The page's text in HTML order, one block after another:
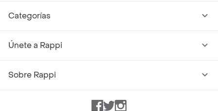
Categorías
Únete a Rappi
Sobre Rappi
Facebook
TwitterInstagram